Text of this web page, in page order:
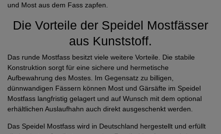
und Most aus dem Fass zapfen.
Die Vorteile der Speidel Mostfässer
aus Kunststoff.
Das runde Mostfass besitzt viele weitere Vorteile. Die stabile
Konstruktion sorgt für eine sichere und hermetische
Aufbewahrung des Mostes. Im Gegensatz zu billigen,
dünnwandigen Fässern können Most und Gärsäfte im Speidel
Mostfass langfristig gelagert und auf Wunsch mit dem optional
erhältlichen Auslaufhahn auch direkt ausgeschenkt werden.
Das Speidel Mostfass wird in Deutschland hergestellt und erfüllt